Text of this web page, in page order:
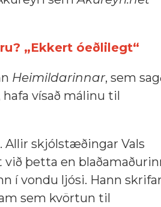
„Ekkert óeðlilegt“
Heimildarinnar, sem
vísað málinu til
Allir skjólstæðingar Vals
þetta en
í vondu ljósi. Hann skrifar
sem kvörtun til